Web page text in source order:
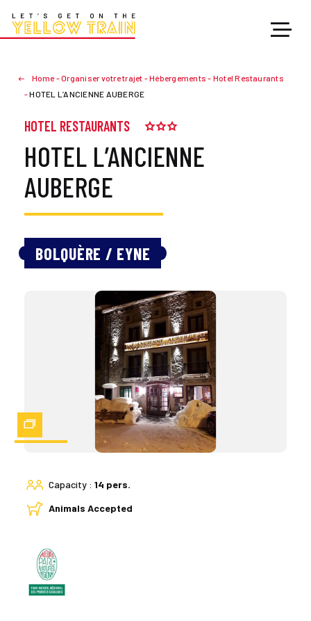
Home-Organiser votre trajet -Hébergements - Hotel Restaurants
-HOTEL L’ANCIENNE AUBERGE
HOTEL RESTAURANTS
HOTEL L’ANCIENNE
AUBERGE
BOLQUÈRE / EYNE
Zoom
Capacity : 14 pers.
Animals Accepted